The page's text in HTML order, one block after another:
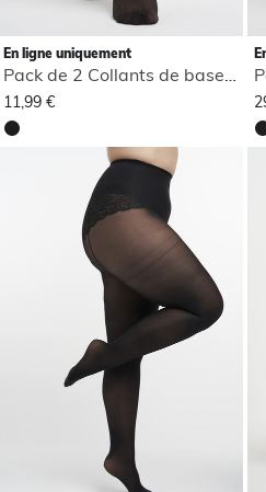
En ligne uniquement
11,99 €